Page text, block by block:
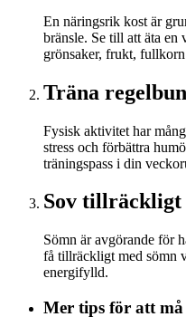
En näringsrik kost är
bränsle. Se till att äta en
grönsaker, frukt,
Träna
Fysisk aktivitet har
stress och förbättra
träningspass i din
Sov tillräckligt
Sömn är avgörande för
få tillräckligt med sömn
energifylld.
Mer tips för att